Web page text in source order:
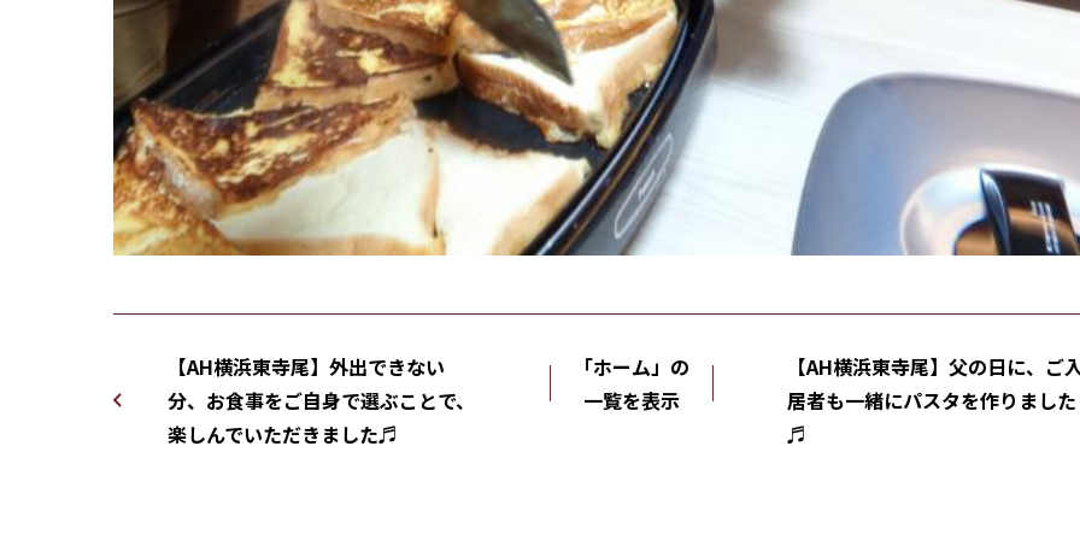
【AH横浜東寺尾】外出できない
分、お食事をご自身で選ぶことで、
楽しんでいただきました♬
【AH横浜東寺尾】父の日に、ご
居者も一緒にパスタを作りました
♬
「ホーム」の
一覧を表示